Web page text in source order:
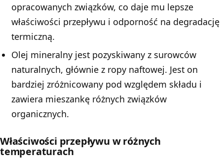
opracowanych związków, co daje mu lepsze
właściwości przepływu i odporność na degradację
termiczną.
Olej mineralny jest pozyskiwany z surowców
naturalnych, głównie z ropy naftowej. Jest on
bardziej zróżnicowany pod względem składu i
zawiera mieszankę różnych związków
organicznych.
Właściwości przepływu w różnych
temperaturach